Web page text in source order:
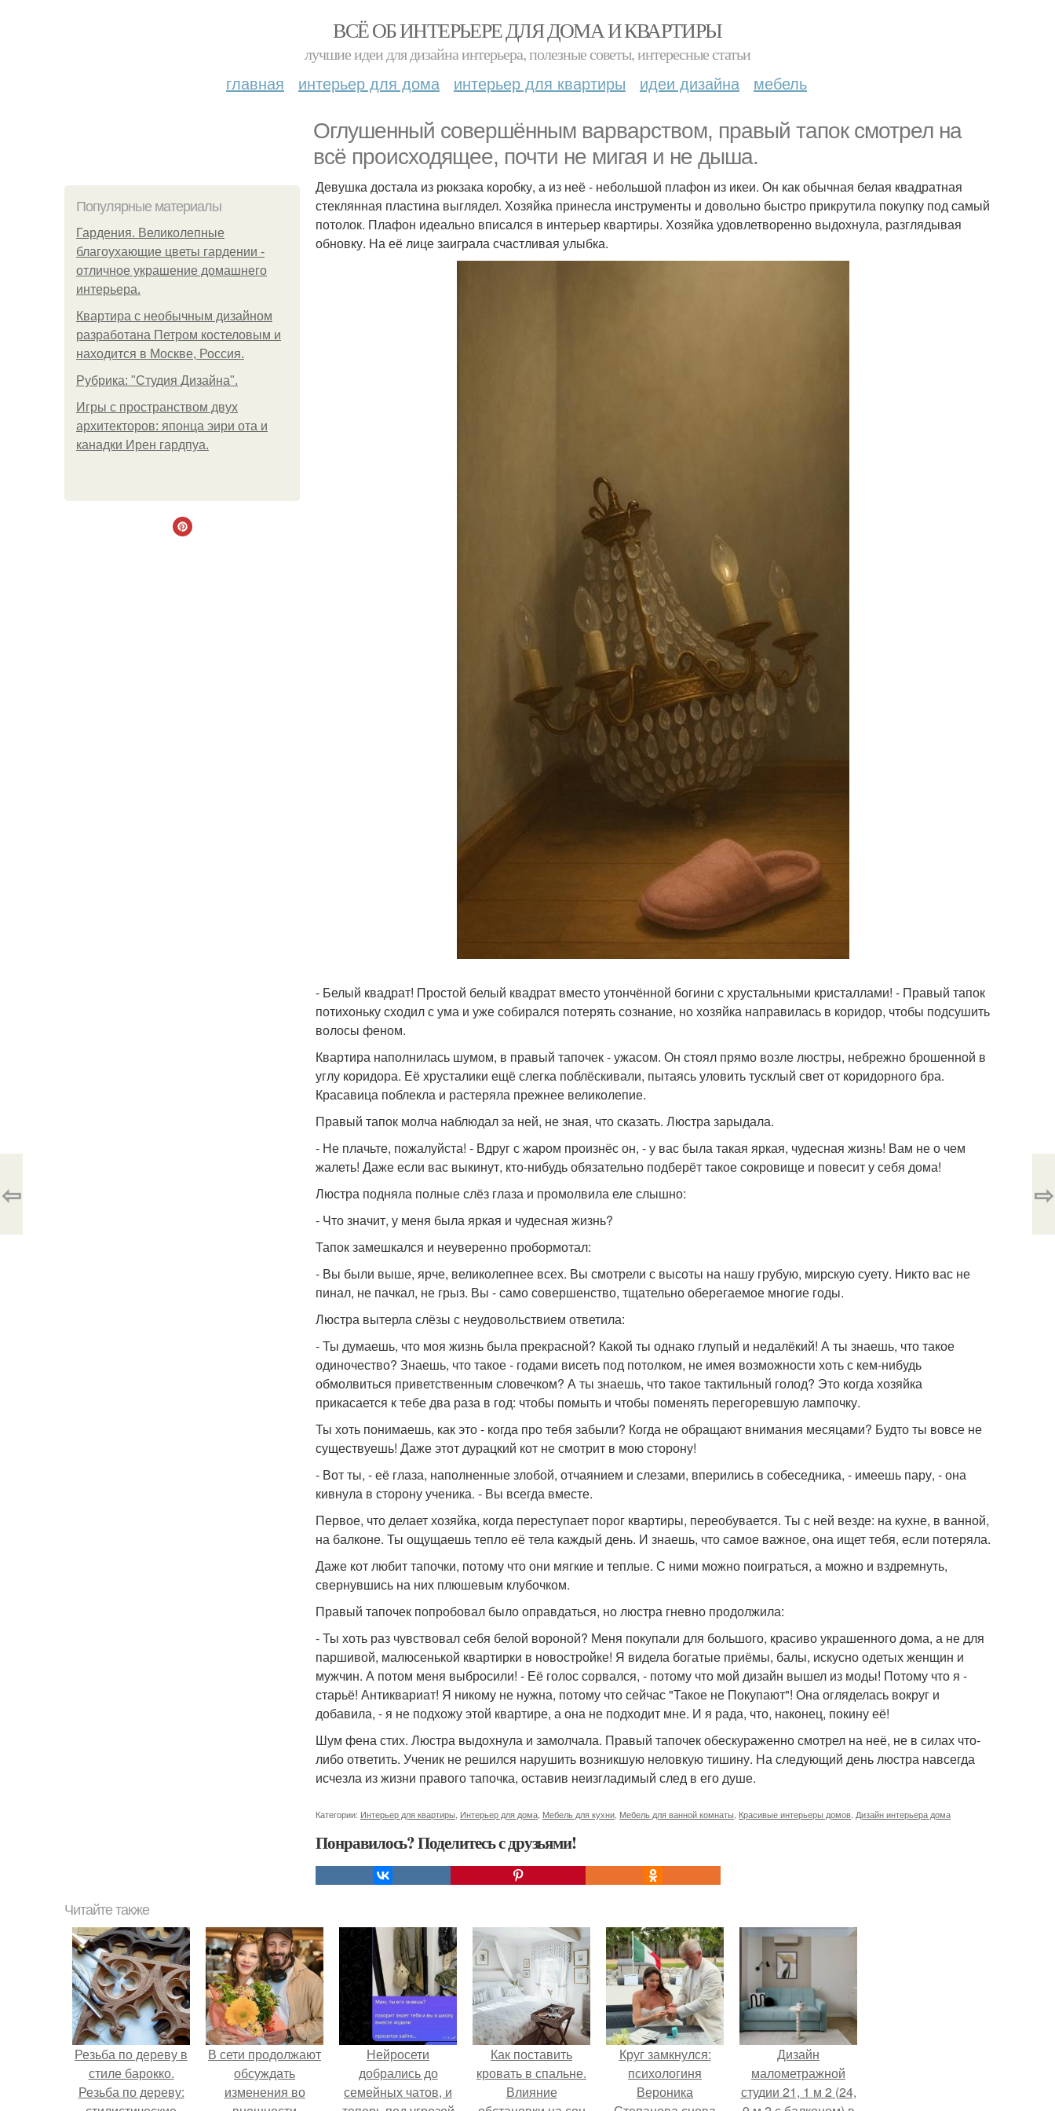
ВСЁ ОБ ИНТЕРЬЕРЕ ДЛЯ ДОМА И КВАРТИРЫ
лучшие идеи для дизайна интерьера, полезные советы, интересные статьи
главная интерьер для дома интерьер для квартиры идеи дизайна мебель
Оглушенный совершённым варварством, правый тапок смотрел на
всё происходящее, почти не мигая и не дыша.
Популярные материалы
Гардения. Великолепные
благоухающие цветы гардении -
отличное украшение домашнего
интерьера.
Квартира с необычным дизайном
разработана Петром костеловым и
находится в Москве, Россия.
Рубрика: "Студия Дизайна".
Игры с пространством двух
архитекторов: японца эири ота и
канадки Ирен гардпуа.
Девушка достала из рюкзака коробку, а из неё - небольшой плафон из икеи. Он как обычная белая квадратная
стеклянная пластина выглядел. Хозяйка принесла инструменты и довольно быстро прикрутила покупку под самый
потолок. Плафон идеально вписался в интерьер квартиры. Хозяйка удовлетворенно выдохнула, разглядывая
обновку. На её лице заиграла счастливая улыбка.
- Белый квадрат! Простой белый квадрат вместо утончённой богини с хрустальными кристаллами! - Правый тапок
потихоньку сходил с ума и уже собирался потерять сознание, но хозяйка направилась в коридор, чтобы подсушить
волосы феном.
Квартира наполнилась шумом, в правый тапочек - ужасом. Он стоял прямо возле люстры, небрежно брошенной в
углу коридора. Её хрусталики ещё слегка поблёскивали, пытаясь уловить тусклый свет от коридорного бра.
Красавица поблекла и растеряла прежнее великолепие.
Правый тапок молча наблюдал за ней, не зная, что сказать. Люстра зарыдала.
- Не плачьте, пожалуйста! - Вдруг с жаром произнёс он, - у вас была такая яркая, чудесная жизнь! Вам не о чем
жалеть! Даже если вас выкинут, кто-нибудь обязательно подберёт такое сокровище и повесит у себя дома!
Люстра подняла полные слёз глаза и промолвила еле слышно:
- Что значит, у меня была яркая и чудесная жизнь?
Тапок замешкался и неуверенно пробормотал:
- Вы были выше, ярче, великолепнее всех. Вы смотрели с высоты на нашу грубую, мирскую суету. Никто вас не
пинал, не пачкал, не грыз. Вы - само совершенство, тщательно оберегаемое многие годы.
Люстра вытерла слёзы с неудовольствием ответила:
- Ты думаешь, что моя жизнь была прекрасной? Какой ты однако глупый и недалёкий! А ты знаешь, что такое
одиночество? Знаешь, что такое - годами висеть под потолком, не имея возможности хоть с кем-нибудь
обмолвиться приветственным словечком? А ты знаешь, что такое тактильный голод? Это когда хозяйка
прикасается к тебе два раза в год: чтобы помыть и чтобы поменять перегоревшую лампочку.
Ты хоть понимаешь, как это - когда про тебя забыли? Когда не обращают внимания месяцами? Будто ты вовсе не
существуешь! Даже этот дурацкий кот не смотрит в мою сторону!
- Вот ты, - её глаза, наполненные злобой, отчаянием и слезами, вперились в собеседника, - имеешь пару, - она
кивнула в сторону ученика. - Вы всегда вместе.
Первое, что делает хозяйка, когда переступает порог квартиры, переобувается. Ты с ней везде: на кухне, в ванной,
на балконе. Ты ощущаешь тепло её тела каждый день. И знаешь, что самое важное, она ищет тебя, если потеряла.
Даже кот любит тапочки, потому что они мягкие и теплые. С ними можно поиграться, а можно и вздремнуть,
свернувшись на них плюшевым клубочком.
Правый тапочек попробовал было оправдаться, но люстра гневно продолжила:
- Ты хоть раз чувствовал себя белой вороной? Меня покупали для большого, красиво украшенного дома, а не для
паршивой, малюсенькой квартирки в новостройке! Я видела богатые приёмы, балы, искусно одетых женщин и
мужчин. А потом меня выбросили! - Её голос сорвался, - потому что мой дизайн вышел из моды! Потому что я -
старьё! Антиквариат! Я никому не нужна, потому что сейчас "Такое не Покупают"! Она огляделась вокруг и
добавила, - я не подхожу этой квартире, а она не подходит мне. И я рада, что, наконец, покину её!
Шум фена стих. Люстра выдохнула и замолчала. Правый тапочек обескураженно смотрел на неё, не в силах что-
либо ответить. Ученик не решился нарушить возникшую неловкую тишину. На следующий день люстра навсегда
исчезла из жизни правого тапочка, оставив неизгладимый след в его душе.
Категории: Интерьер для квартиры Интерьер для дома Мебель для кухни Мебель для ванной комнаты Красивые интерьеры домов Дизайн интерьера дома
Понравилось? Поделитесь с друзьями!
⇦ ⇨
Читайте также
Резьба по дереву в
стиле барокко.
Резьба по дереву:
В сети продолжают
обсуждать
изменения во
Нейросети
добрались до
семейных чатов, и
Как поставить
кровать в спальне.
Влияние
Круг замкнулся:
психологиня
Вероника
Дизайн
малометражной
студии 21, 1 м 2 (24,